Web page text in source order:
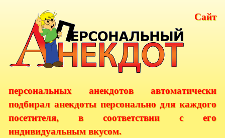
Сайт
персональных анекдотов автоматически
подбирал анекдоты персонально для каждого
посетителя, в соответствии с его
индивидуальным вкусом.